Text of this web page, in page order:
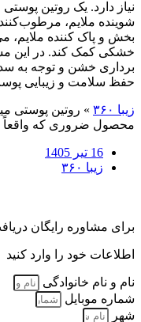
شوینده ملایم،
بخش و پاک‌ کننده ملایم،
خشکی کمک کند. در این
برداری خشن و توجه به
حفظ سلامت و زیبایی
زیبا ۳۶۰ »
محصول ضروری که واقعاً
16 تیر 1405
زیبا ۳۶۰
برای مشاوره رایگان
اطلاعات خود را وارد کنید
نام و نام خانوادگی
شماره موبایل
شهر